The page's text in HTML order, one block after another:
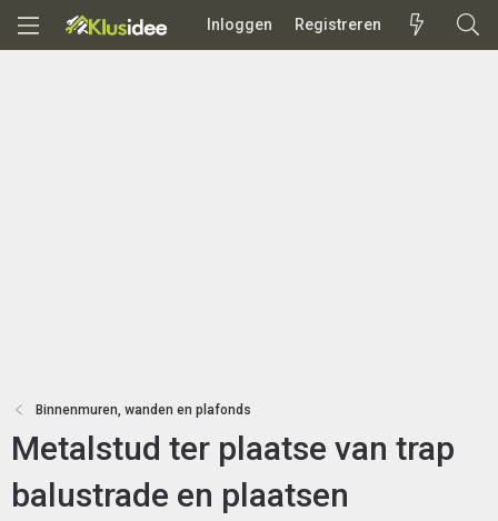
Inloggen Registreren
Binnenmuren, wanden en plafonds
Metalstud ter plaatse van trap
balustrade en plaatsen